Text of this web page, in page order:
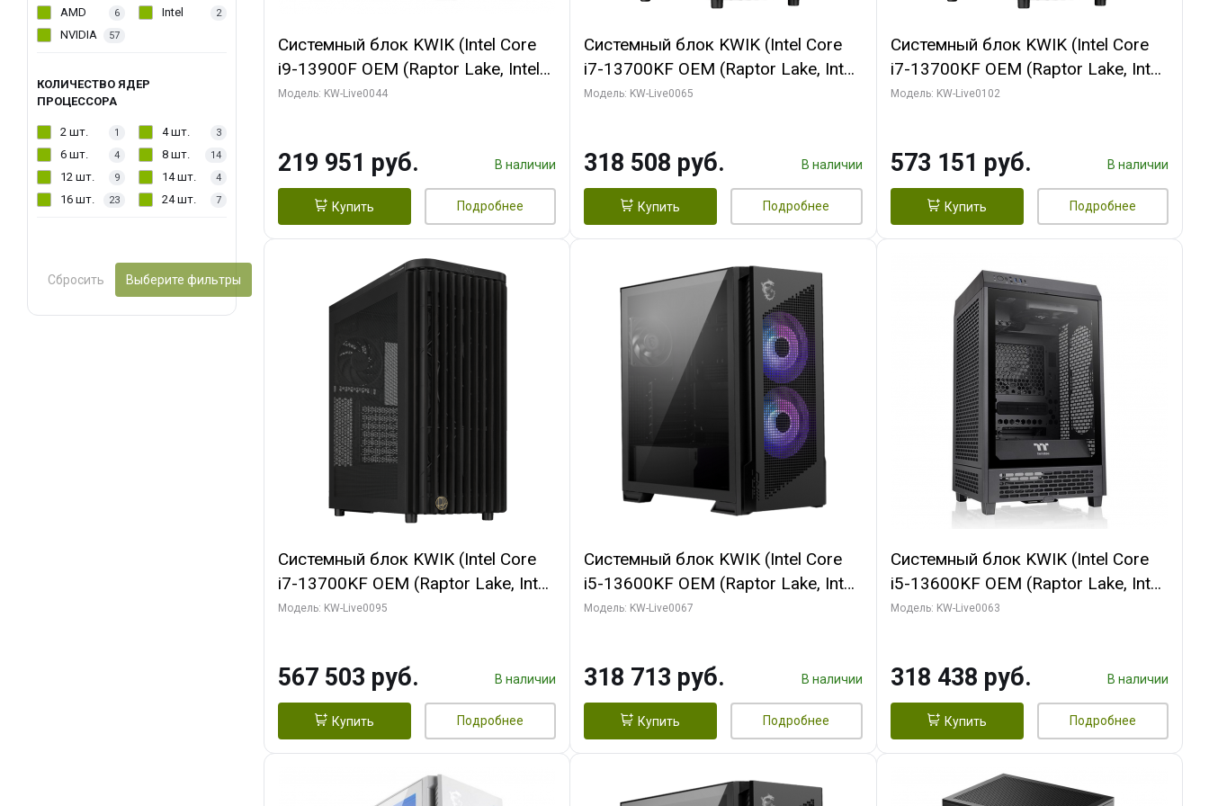
AMD 6 Intel 2
NVIDIA 57
КОЛИЧЕСТВО ЯДЕР
ПРОЦЕССОРА
2 шт. 1 4 шт. 3
6 шт. 4 8 шт. 14
12 шт. 9 14 шт. 4
16 шт. 23 24 шт. 7
Сбросить Выберите фильтры
Системный блок KWIK (Intel Core
i9-13900F OEM (Raptor Lake, Intel
7, Efficient-co/ 32 ГБ ОЗУ (2
HD/ 512 ГБ SSD)
Модель: KW-Live0044
219 951 руб. В наличии
Купить Подробнее
Системный блок KWIK (Intel Core
i7-13700KF OEM (Raptor Lake, Intel
7, C16 8EC/8PC/ 64 ГБ ОЗУ (2
2/ 1 ТБ SSD)
Модель: KW-Live0065
318 508 руб. В наличии
Купить Подробнее
Системный блок KWIK (Intel Core
i7-13700KF OEM (Raptor Lake, Intel
7, C16 8EC/8PC/ 32 ГБ ОЗУ (2
Turbo/ 960 ГБ SSD)
Модель: KW-Live0102
573 151 руб. В наличии
Купить Подробнее
Системный блок KWIK (Intel Core
i7-13700KF OEM (Raptor Lake, Intel
7, C16 8EC/8PC/ 32 ГБ ОЗУ (2
Turbo/ 512 ГБ SSD)
Модель: KW-Live0095
567 503 руб. В наличии
Купить Подробнее
Системный блок KWIK (Intel Core
i5-13600KF OEM (Raptor Lake, Intel
7, C14 8EC/6PC/ 64 ГБ ОЗУ/ Palit
SSD)
Модель: KW-Live0067
318 713 руб. В наличии
Купить Подробнее
Системный блок KWIK (Intel Core
i5-13600KF OEM (Raptor Lake, Intel
7, C14 8EC/6PC/ 64 ГБ ОЗУ/ MSI
SSD)
Модель: KW-Live0063
318 438 руб. В наличии
Купить Подробнее